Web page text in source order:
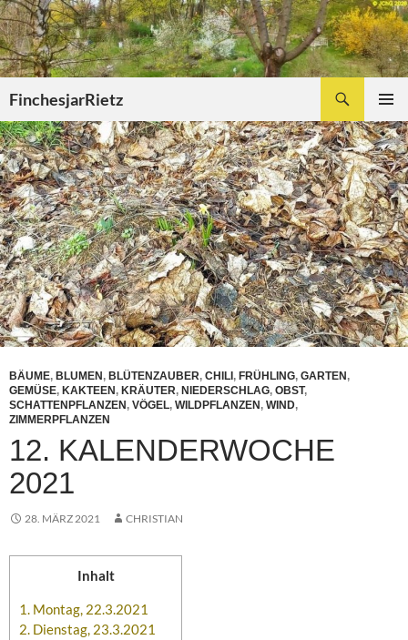
Zum
Inhalt
springen
FinchesjarRietz
MENÜ
BÄUME, BLUMEN , BLÜTENZAUBER, CHILI , FRÜHLING, GARTEN ,
GEMÜSE, KAKTEEN , KRÄUTER, NIEDERSCHLAG, OBST,
SCHATTENPFLANZEN , VÖGEL, WILDPFLANZEN , WIND,
ZIMMERPFLANZEN
12. KALENDERWOCHE
2021
28. MÄRZ 2021 CHRISTIAN
Inhalt
1. Montag, 22.3.2021
2. Dienstag, 23.3.2021